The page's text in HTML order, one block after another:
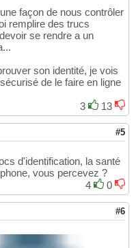
façon de nous contrôler
remplire des trucs
se rendre a un
son identité, je vois
de le faire en ligne
3
13
#5
d'identification, la santé
vous percevez ?
4
0
#6